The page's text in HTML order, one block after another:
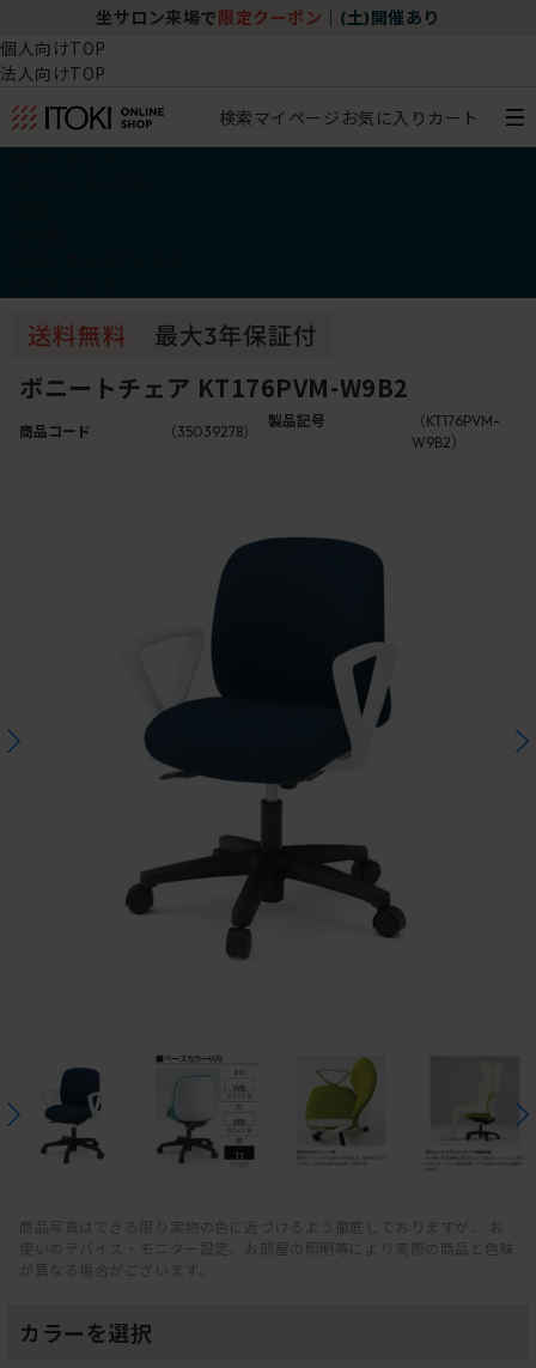
坐サロン来場で 限定クーポン (土)開催あり
個人向けTOP
法人向けTOP
検索マイページ お気に入り カート
ボニートチェア KT176PVM-W9B2
商品コード （35039278）
製品記号
（KT176PVM-
W9B2）
商品写真はできる限り実物の色に近づけるよう徹底しておりますが、 お
使いのデバイス・モニター設定、お部屋の照明等により実際の商品と色味
が異なる場合がございます。
カラーを選択